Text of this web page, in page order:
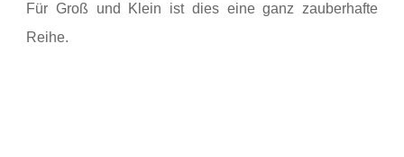
Für Groß und Klein ist dies eine ganz zauberhafte
Reihe.